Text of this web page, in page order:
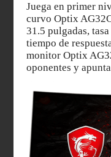
Juega en primer
curvo Optix
31.5 pulgadas,
tiempo de
monitor Optix
oponentes y